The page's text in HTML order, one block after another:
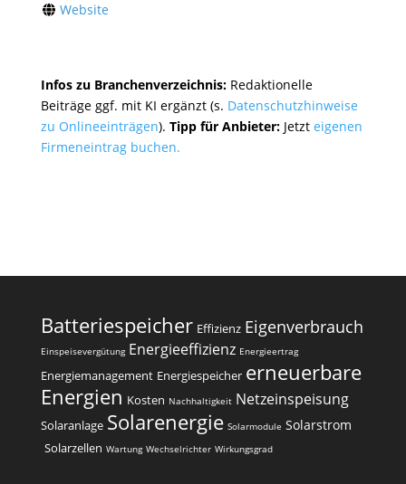
Website
Infos zu Branchenverzeichnis: Redaktionelle
Beiträge ggf. mit KI ergänzt (s. Datenschutzhinweise
zu Onlineeinträgen). Tipp für Anbieter:Jetzt eigenen
Firmeneintrag buchen.
Batteriespeicher Effizienz Eigenverbrauch
Einspeisevergütung Energieeffizienz Energieertrag
Energiemanagement Energiespeicher erneuerbare
Energien Kosten Nachhaltigkeit Netzeinspeisung
Solaranlage Solarenergie Solarmodule Solarstrom
Solarzellen Wartung Wechselrichter Wirkungsgrad